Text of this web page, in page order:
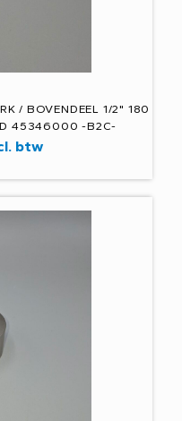
/ BOVENDEEL 1/2" 180
45346000 -B2C-
btw